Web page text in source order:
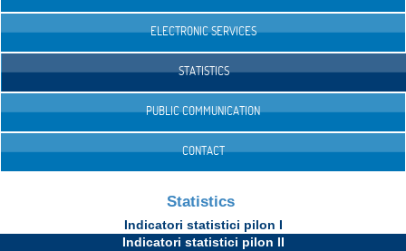
ELECTRONIC SERVICES
STATISTICS
PUBLIC COMMUNICATION
CONTACT
Statistics
Indicatori statistici pilon I
Indicatori statistici pilon II